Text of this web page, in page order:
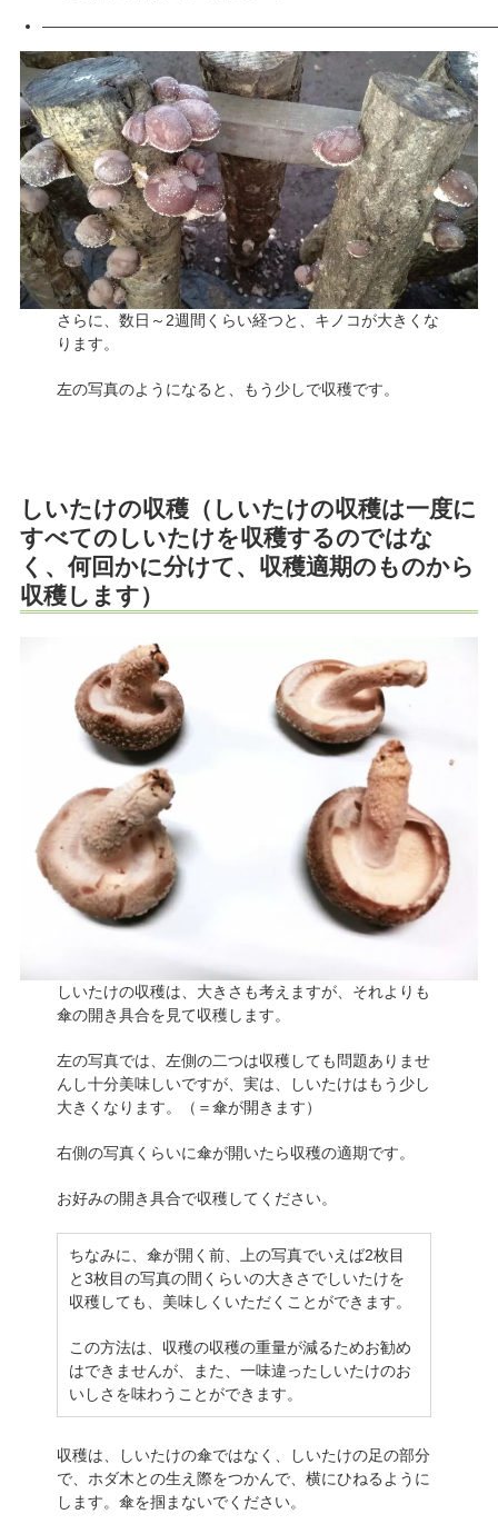
さらに、数日～2週間くらい経つと、キノコが大きくな
ります。
左の写真のようになると、もう少しで収穫です。
しいたけの収穫（しいたけの収穫は一度に
すべてのしいたけを収穫するのではな
く、何回かに分けて、収穫適期のものから
収穫します）
しいたけの収穫は、大きさも考えますが、それよりも
傘の開き具合を見て収穫します。
左の写真では、左側の二つは収穫しても問題ありませ
んし十分美味しいですが、実は、しいたけはもう少し
大きくなります。（＝傘が開きます）
右側の写真くらいに傘が開いたら収穫の適期です。
お好みの開き具合で収穫してください。
ちなみに、傘が開く前、上の写真でいえば2枚目
と3枚目の写真の間くらいの大きさでしいたけを
収穫しても、美味しくいただくことができます。
この方法は、収穫の収穫の重量が減るためお勧め
はできませんが、また、一味違ったしいたけのお
いしさを味わうことができます。
収穫は、しいたけの傘ではなく、しいたけの足の部分
で、ホダ木との生え際をつかんで、横にひねるように
します。傘を掴まないでください。